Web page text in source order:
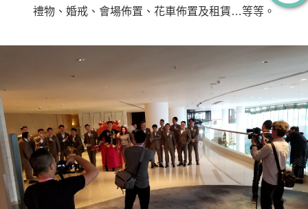
禮物、婚戒、會場佈置、花車佈置及租賃…等等。